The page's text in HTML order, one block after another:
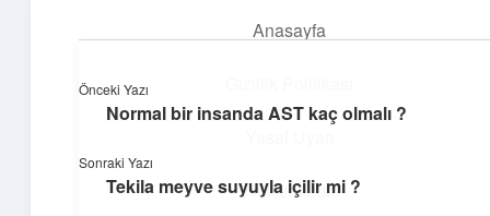
Anasayfa
Hakkımızda
Huzurlu Yaşam Tüyoları
Hayatına ferahlık katan öneriler!
Önceki Yazı
Normal bir insanda AST kaç olmalı ?
Sonraki Yazı
Tekila meyve suyuyla içilir mi ?